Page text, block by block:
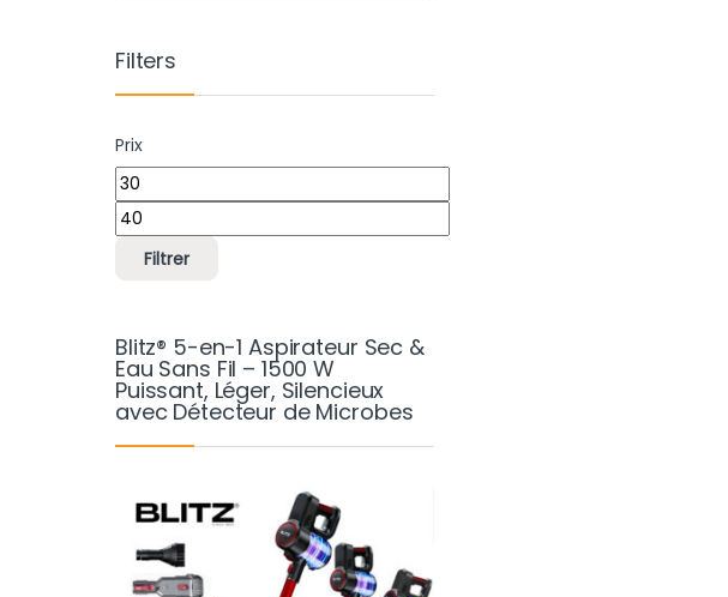
Filters
Prix
Prix min
Prix max
Filtrer
Blitz® 5-en-1 Aspirateur Sec &
Eau Sans Fil – 1500 W
Puissant, Léger, Silencieux
avec Détecteur de Microbes